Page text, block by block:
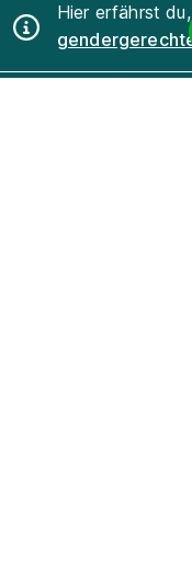
Hier erfährst